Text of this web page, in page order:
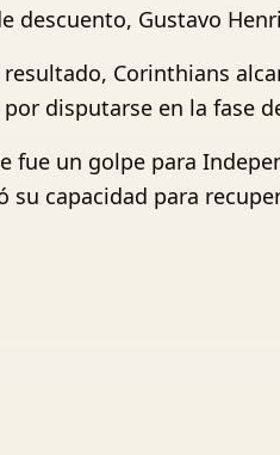
descuento, Gustavo
resultado, Corinthians
disputarse en la fase
fue un golpe para
su capacidad para